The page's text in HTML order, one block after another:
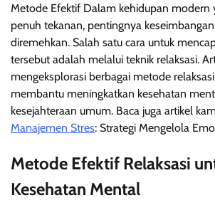
Metode Efektif Dalam kehidupan modern
penuh tekanan, pentingnya
diremehkan. Salah satu cara untuk
tersebut adalah melalui teknik relaksasi.
mengeksplorasi berbagai metode
membantu meningkatkan kesehatan
kesejahteraan umum. Baca juga artikel
Manajemen Stres: Strategi Mengelola
Metode Efektif Relaksasi
Kesehatan Mental